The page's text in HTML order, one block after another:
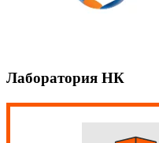
Лаборатория НК